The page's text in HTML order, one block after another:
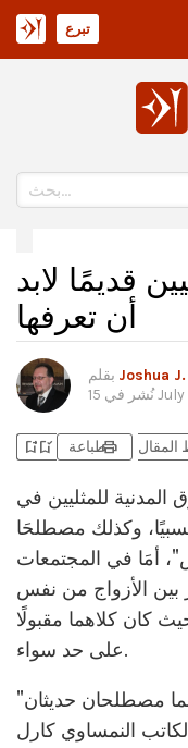
تبرع
قديمًا لابد
Joshua
نُشر في15
bookmark_addbookmark_added printطباعة
المدنية للمثليين في
وكذلك مصطلحَا
أمَا في المجتمعات
بين الأزواج من نفس
كان كلاهما مقبولًا
على حد سواء.
"مِثْليّ الجنس" و "مُغايِرُ الجِنْس"، هما مصطلحان حديثان
النمساوي كارل